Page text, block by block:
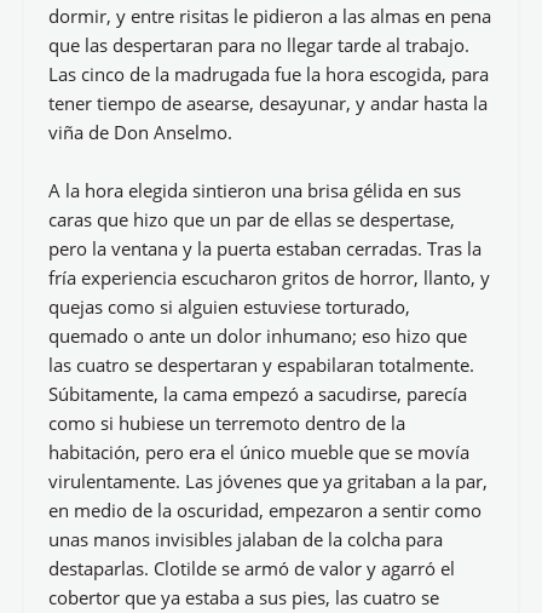
dormir, y entre risitas le pidieron a las almas en pena
que las despertaran para no llegar tarde al trabajo.
Las cinco de la madrugada fue la hora escogida, para
tener tiempo de asearse, desayunar, y andar hasta la
viña de Don Anselmo.
A la hora elegida sintieron una brisa gélida en sus
caras que hizo que un par de ellas se despertase,
pero la ventana y la puerta estaban cerradas. Tras la
fría experiencia escucharon gritos de horror, llanto, y
quejas como si alguien estuviese torturado,
quemado o ante un dolor inhumano; eso hizo que
las cuatro se despertaran y espabilaran totalmente.
Súbitamente, la cama empezó a sacudirse, parecía
como si hubiese un terremoto dentro de la
habitación, pero era el único mueble que se movía
virulentamente. Las jóvenes que ya gritaban a la par,
en medio de la oscuridad, empezaron a sentir como
unas manos invisibles jalaban de la colcha para
destaparlas. Clotilde se armó de valor y agarró el
cobertor que ya estaba a sus pies, las cuatro se